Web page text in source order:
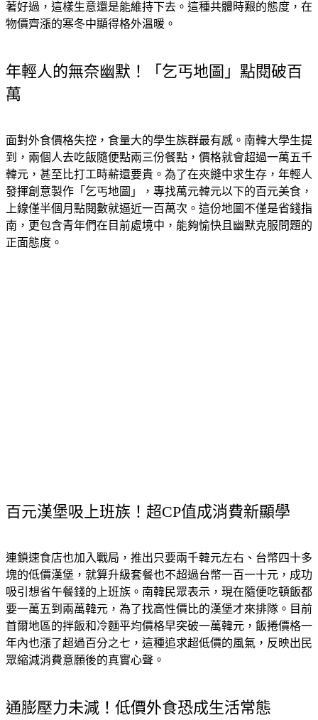
著好過，這樣生意還是能維持下去。這種共體時艱的態度，在
物價齊漲的寒冬中顯得格外溫暖。
年輕人的無奈幽默！「乞丐地圖」點閱破百
萬
面對外食價格失控，食量大的學生族群最有感。南韓大學生提
到，兩個人去吃飯隨便點兩三份餐點，價格就會超過一萬五千
韓元，甚至比打工時薪還要貴。為了在夾縫中求生存，年輕人
發揮創意製作「乞丐地圖」，專找萬元韓元以下的百元美食，
上線僅半個月點閱數就逼近一百萬次。這份地圖不僅是省錢指
南，更包含青年們在目前處境中，能夠愉快且幽默克服問題的
正面態度。
百元漢堡吸上班族！超CP值成消費新顯學
連鎖速食店也加入戰局，推出只要兩千韓元左右、台幣四十多
塊的低價漢堡，就算升級套餐也不超過台幣一百一十元，成功
吸引想省午餐錢的上班族。南韓民眾表示，現在隨便吃頓飯都
要一萬五到兩萬韓元，為了找高性價比的漢堡才來排隊。目前
首爾地區的拌飯和冷麵平均價格早突破一萬韓元，飯捲價格一
年內也漲了超過百分之七，這種追求超低價的風氣，反映出民
眾縮減消費意願後的真實心聲。
通膨壓力未減！低價外食恐成生活常態